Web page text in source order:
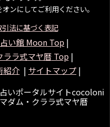
ンにしてご利用ください。
法に基づく表記
い館 Moon Top |
ララ式マヤ暦 Top|
紹介 | サイトマップ |
いポータルサイトcocoloni
マダム・クララ式マヤ暦